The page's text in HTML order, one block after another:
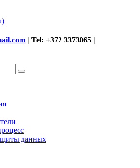
| Tel: +372 3373065 |
данных